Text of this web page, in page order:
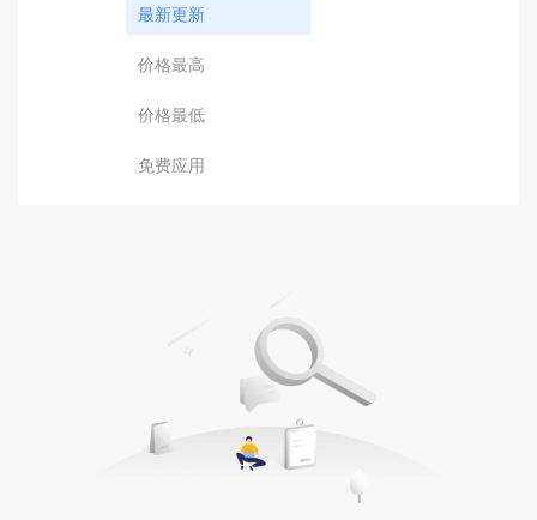
最新更新
价格最高
价格最低
免费应用